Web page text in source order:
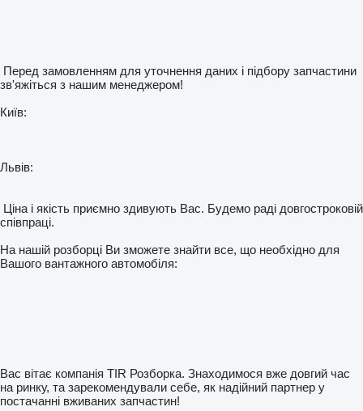
Перед замовленням для уточнення даних і підбору запчастини
зв'яжіться з нашим менеджером!
Київ:
Львів:
Ціна і якість приємно здивують Вас. Будемо раді довгостроковій
співпраці.
На нашій розборці Ви зможете знайти все, що необхідно для
Вашого вантажного автомобіля:
Вас вітає компанія TIR Розборка. Знаходимося вже довгий час
на ринку, та зарекомендували себе, як надійний партнер у
постачанні вживаних запчастин!